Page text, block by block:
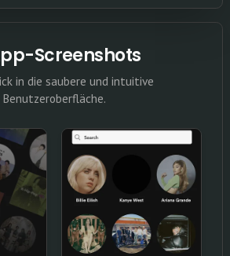
Screenshots
in die saubere und intuitive
Benutzeroberfläche.